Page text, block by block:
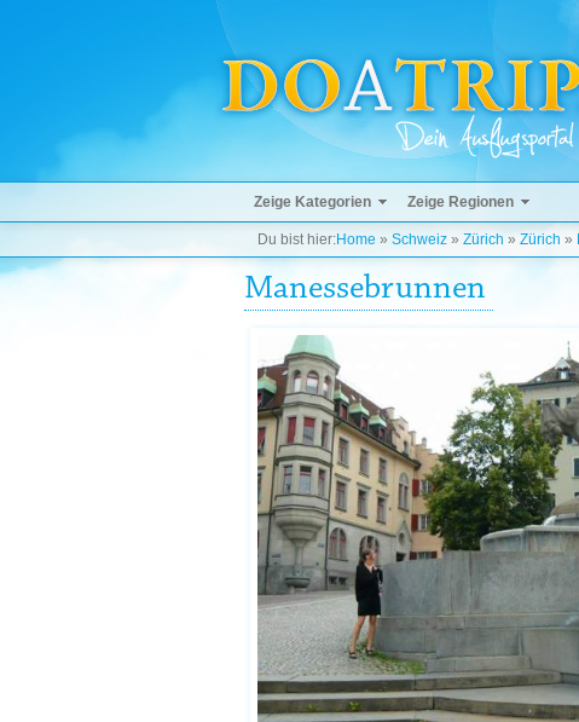
Zeige Kategorien Zeige Regionen
Du bist hier:Home » Schweiz » Zürich » Zürich »
Manessebrunnen